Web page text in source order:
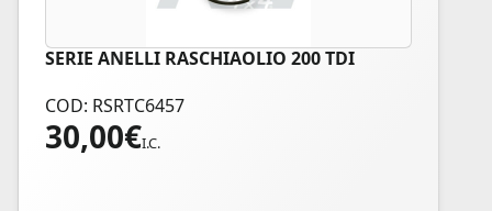
SERIE ANELLI RASCHIAOLIO 200 TDI
COD: RSRTC6457
30,00€I.C.